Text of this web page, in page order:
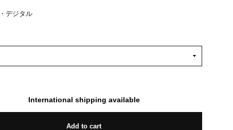
デジタル
International shipping available
Add to cart